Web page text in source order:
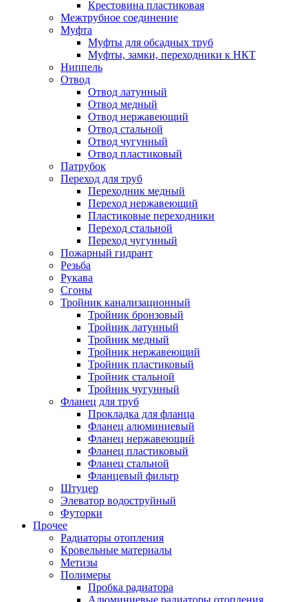
Крестовина пластиковая
Межтрубное соединение
Муфта
Муфты для обсадных труб
Муфты, замки, переходники к НКТ
Ниппель
Отвод
Отвод латунный
Отвод медный
Отвод нержавеющий
Отвод стальной
Отвод чугунный
Отвод пластиковый
Патрубок
Переход для труб
Переходник медный
Переход нержавеющий
Пластиковые переходники
Переход стальной
Переход чугунный
Пожарный гидрант
Резьба
Рукава
Сгоны
Тройник канализационный
Тройник бронзовый
Тройник латунный
Тройник медный
Тройник нержавеющий
Тройник пластиковый
Тройник стальной
Тройник чугунный
Фланец для труб
Прокладка для фланца
Фланец алюминиевый
Фланец нержавеющий
Фланец пластиковый
Фланец стальной
Фланцевый фильтр
Штуцер
Элеватор водоструйный
Футорки
Прочее
Радиаторы отопления
Кровельные материалы
Метизы
Полимеры
Пробка радиатора
Алюминиевые радиаторы отопления